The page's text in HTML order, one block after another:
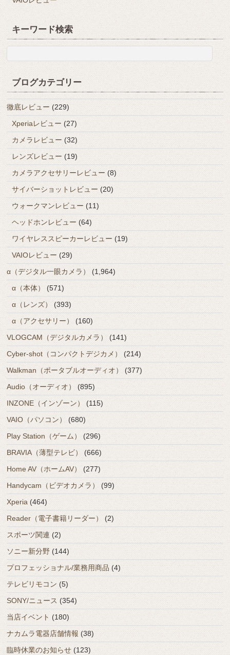
キーワード検索
ブログカテゴリー
徹底レビュー (229)
Xperiaレビュー (27)
カメラレビュー (32)
レンズレビュー (19)
カメラアクセサリーレビュー (8)
サイバーショットレビュー (20)
ウォークマンレビュー (11)
ヘッドホンレビュー (64)
ワイヤレススピーカーレビュー (19)
VAIOレビュー (29)
α（デジタル一眼カメラ）
(1,964)
α（本体）
(571)
α（レンズ）
(393)
α（アクセサリー）
(160)
VLOGCAM（デジタルカメラ）
(141)
Cyber-shot（コンパクトデジカメ）
(214)
Walkman（ポータブルオーディオ）
(377)
Audio（オーディオ）
(895)
INZONE（インゾーン）
(115)
VAIO（パソコン）
(680)
Play Station（ゲーム）
(296)
BRAVIA（薄型テレビ）
(666)
Home AV（ホームAV）
(277)
Handycam（ビデオカメラ）
(99)
Xperia (464)
Reader（電子書籍リーダー）
(2)
スポーツ関連 (2)
ソニー新分野 (144)
プロフェッショナル/業務用商品 (4)
テレビリモコン (5)
SONY/ニュース (354)
当店イベント (180)
ナカムラ電器店舗情報 (38)
臨時休業のお知らせ (123)